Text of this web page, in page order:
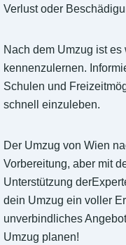
Verlust oder
Nach dem Umzug ist
kennenzulernen.
Schulen und
schnell einzuleben.
Der Umzug von Wien
Vorbereitung, aber mit
Unterstützung
dein Umzug ein voller
unverbindliches
Umzug planen!